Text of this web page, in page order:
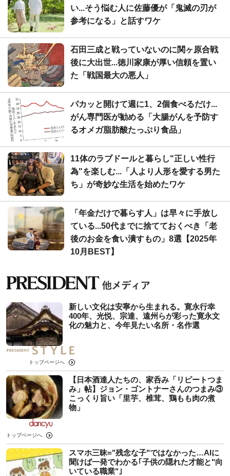
い...そう悩む人に佐藤優が「鬼滅の刃が
参考になる」と話すワケ
石田三成と戦っていないのに関ヶ原合戦
後に大出世...徳川家康が厚い信頼を置い
た「戦国最大の悪人」
パカッと開けて週に1、2個食べるだけ...
がん専門医が勧める「大腸がんを予防す
るオメガ脂肪酸たっぷり食品」
11体のラブドールと暮らし"正しい性行
為"を楽しむ...「人より人形を愛する男た
ち」が奇妙な生活を始めたワケ
「年金だけで暮らす人」は早々に手放し
ている...50代までに捨てておくべき「老
後のお金を食い潰すもの」8選【2025年
10月BEST】
新しい文化は安寧から生まれる。寛永行幸
400年、光悦、宗達、遠州らが彩った寛永文
化の魅力と、今年見たい名所・名作選
トップページへ
【日本酒達人たちの、家呑み「リピートつま
み」帖】ジョン・ゴントナーさんのつまみ③
こっくり旨い「里芋、椎茸、鶏もも肉の煮
物」
トップページへ
スマホ三昧="残念な子"ではなかった…AIに
聞けば一発でわかる｢子供の隠れた才能と"向
いている職業"｣